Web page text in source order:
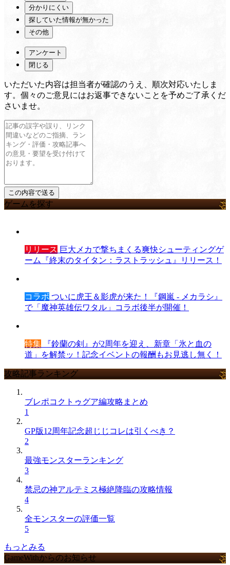
分かりにくい
探していた情報が無かった
その他
アンケート
閉じる
いただいた内容は担当者が確認のうえ、順次対応いたしま
す。個々のご意見にはお返事できないことを予めご了承くだ
さいませ。
ゲームを探す
リリース 巨大メカで撃ちまくる爽快シューティングゲ
ーム『終末のタイタン：ラストラッシュ』リリース！
コラボ ついに虎王＆影虎が来た！『鋼嵐 - メカラシ』
で「魔神英雄伝ワタル」コラボ後半が開催！
特集 『鈴蘭の剣』が2周年を迎え、新章「氷と血の
道」を解禁ッ！記念イベントの報酬もお見逃し無く！
攻略記事ランキング
ブレポコクトゥグア編攻略まとめ
1
GP版12周年記念超じじコレは引くべき？
2
最強モンスターランキング
3
禁忌の神アルテミス極絶降臨の攻略情報
4
全モンスターの評価一覧
5
もっとみる
GameWithからのお知らせ